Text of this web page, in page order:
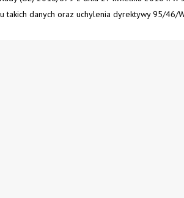
danych oraz uchylenia dyrektywy 95/46/